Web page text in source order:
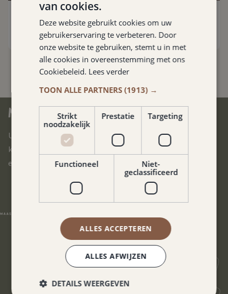
Atelier Gulpen
10.3 km
MITTE IN SÜDLIMBURG
Unser Hotel befindet sich im Herzen von Südlimburg. Sie
können alle Ecken dieser schönen Region in kürzester Zeit
erreichen.
van cookies.
Deze website gebruikt cookies om uw
gebruikerservaring te verbeteren. Door
onze website te gebruiken, stemt u in met
alle cookies in overeenstemming met ons
Cookiebeleid. Lees verder
TOON ALLE PARTNERS (1913) →
Strikt
noodzakelijk
Prestatie Targeting
Functioneel
Niet-
geclassificeerd
ALLES ACCEPTEREN
ALLES AFWIJZEN
DETAILS WEERGEVEN